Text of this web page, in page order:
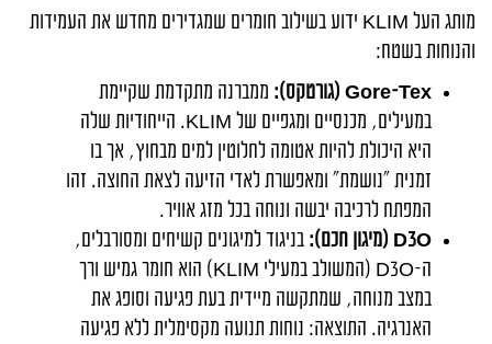
מותג העל KLIM ידוע בשילוב חומרים שמגדירים מחדש את העמידות
והנוחות בשטח:
Gore-Tex (גורטקס): ממברנה מתקדמת שקיימת
במעילים, מכנסיים ומגפיים של KLIM. הייחודיות שלה
היא היכולת להיות אטומה לחלוטין למים מבחוץ, אך בו
זמנית "נושמת" ומאפשרת לאדי הזיעה לצאת החוצה. זהו
המפתח לרכיבה יבשה ונוחה בכל מזג אוויר.
D3O (מיגון חכם): בניגוד למיגונים קשיחים ומסורבלים,
ה-D3O (המשולב במעילי KLIM) הוא חומר גמיש ורך
במצב מנוחה, שמתקשה מיידית בעת פגיעה וסופג את
האנרגיה. התוצאה: נוחות תנועה מקסימלית ללא פגיעה